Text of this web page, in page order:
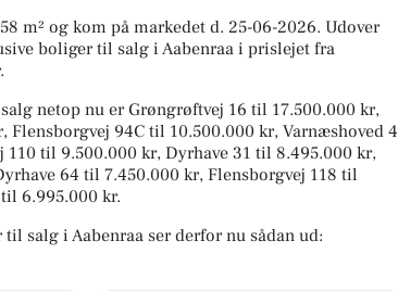
m² og kom på markedet d. 25-06-2026. Udover
boliger til salg i Aabenraa i prislejet fra
netop nu er Grøngrøftvej 16 til 17.500.000 kr,
Flensborgvej 94C til 10.500.000 kr, Varnæshoved 4
til 9.500.000 kr, Dyrhave 31 til 8.495.000 kr,
64 til 7.450.000 kr, Flensborgvej 118 til
6.995.000 kr.
salg i Aabenraa ser derfor nu sådan ud: